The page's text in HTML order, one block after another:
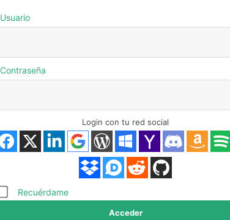
Acceder
Usuario
Contraseña
Login con tu red social
Recuérdame